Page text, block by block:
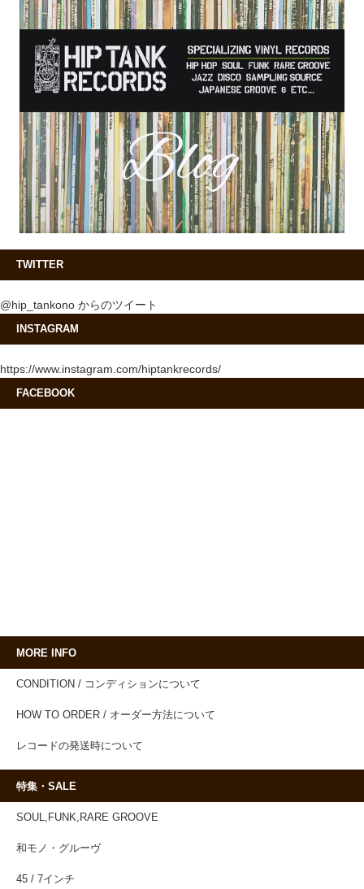
TWITTER
@hip_tankono からのツイート
INSTAGRAM
https://www.instagram.com/hiptankrecords/
FACEBOOK
MORE INFO
CONDITION / コンディションについて
HOW TO ORDER / オーダー方法について
レコードの発送時について
特集・SALE
SOUL,FUNK,RARE GROOVE
和モノ・グルーヴ
45 / 7インチ